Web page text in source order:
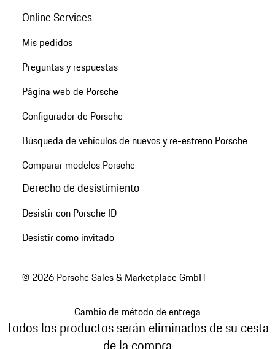
Online Services
Mis pedidos
Preguntas y respuestas
Página web de Porsche
Configurador de Porsche
Búsqueda de vehículos de nuevos y re-estreno Porsche
Comparar modelos Porsche
Derecho de desistimiento
Desistir con Porsche ID
Desistir como invitado
© 2026 Porsche Sales & Marketplace GmbH
Cambio de método de entrega
Todos los productos serán eliminados de su cesta